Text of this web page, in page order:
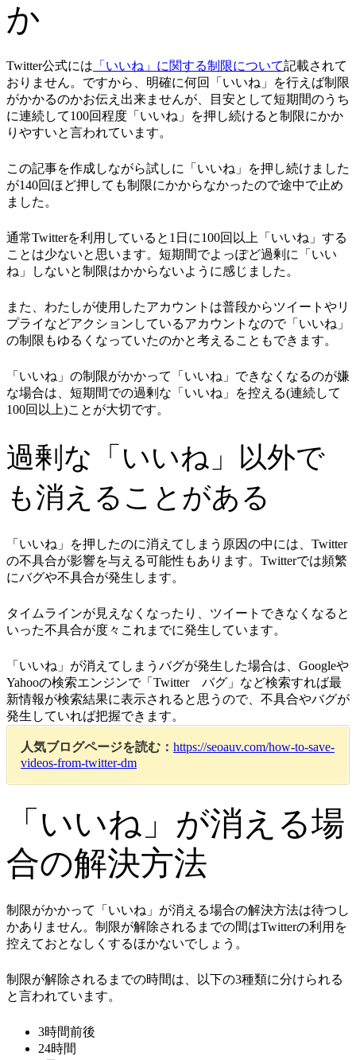
か
Twitter公式には 「いいね」に関する制限について記載されて
おりません。ですから、明確に何回「いいね」を行えば制限
がかかるのかお伝え出来ませんが、目安として短期間のうち
に連続して100回程度「いいね」を押し続けると制限にかか
りやすいと言われています。
この記事を作成しながら試しに「いいね」を押し続けました
が140回ほど押しても制限にかからなかったので途中で止め
ました。
通常Twitterを利用していると1日に100回以上「いいね」する
ことは少ないと思います。短期間でよっぽど過剰に「いい
ね」しないと制限はかからないように感じました。
また、わたしが使用したアカウントは普段からツイートやリ
プライなどアクションしているアカウントなので「いいね」
の制限もゆるくなっていたのかと考えることもできます。
「いいね」の制限がかかって「いいね」できなくなるのが嫌
な場合は、短期間での過剰な「いいね」を控える(連続して
100回以上)ことが大切です。
過剰な「いいね」以外で
も消えることがある
「いいね」を押したのに消えてしまう原因の中には、Twitter
の不具合が影響を与える可能性もあります。Twitterでは頻繁
にバグや不具合が発生します。
タイムラインが見えなくなったり、ツイートできなくなると
いった不具合が度々これまでに発生しています。
「いいね」が消えてしまうバグが発生した場合は、Googleや
Yahooの検索エンジンで「Twitter バグ」など検索すれば最
新情報が検索結果に表示されると思うので、不具合やバグが
発生していれば把握できます。
人気ブログページを読む： https://seoauv.com/how-to-save-
videos-from-twitter-dm
「いいね」が消える場
合の解決方法
制限がかかって「いいね」が消える場合の解決方法は待つし
かありません。制限が解除されるまでの間はTwitterの利用を
控えておとなしくするほかないでしょう。
制限が解除されるまでの時間は、以下の3種類に分けられる
と言われています。
3時間前後
24時間